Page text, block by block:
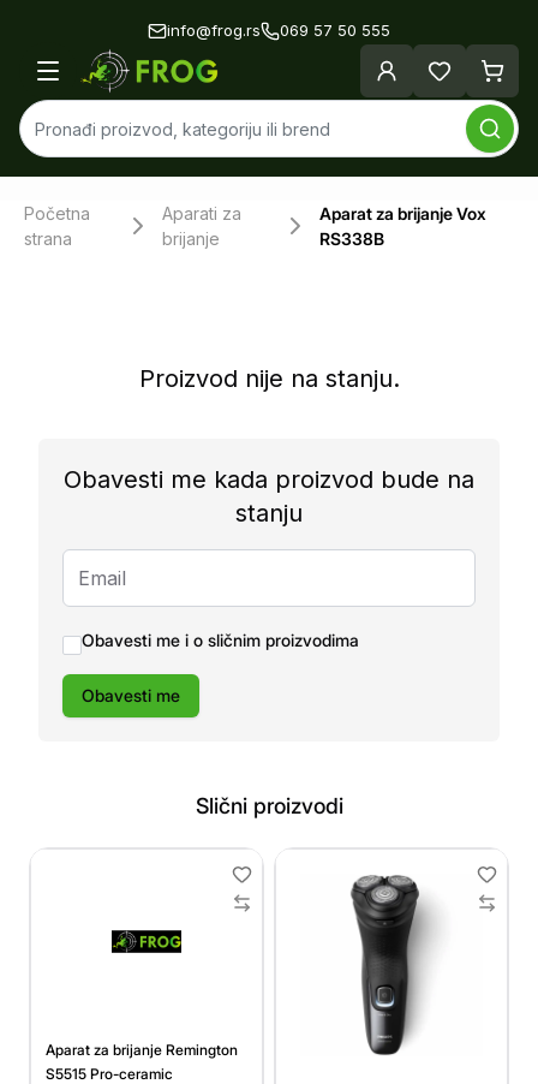
info@frog.rs 069 57 50 555
Početna
strana
Aparati za
brijanje
Aparat za brijanje Vox
RS338B
Proizvod nije na stanju.
Obavesti me kada proizvod bude na
stanju
Obavesti me i o sličnim proizvodima
Obavesti me
Slični proizvodi
Aparat za brijanje Remington
S5515 Pro-ceramic